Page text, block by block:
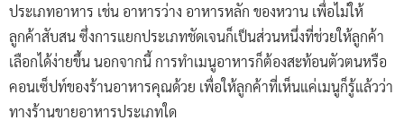
ประเภทอาหาร เช่น อาหารว่าง อาหารหลัก ของหวาน เพื่อไม่ให้
ลูกค้าสับสน ซึ่งการแยกประเภทชัดเจนก็เป็นส่วนหนึ่งที่ช่วยให้ลูกค้า
เลือกได้ง่ายขึ้น นอกจากนี้ การทำเมนูอาหารก็ต้องสะท้อนตัวตนหรือ
คอนเซ็ปท์ของร้านอาหารคุณด้วย เพื่อให้ลูกค้าที่เห็นแค่เมนูก็รู้แล้วว่า
ทางร้านขายอาหารประเภทใด